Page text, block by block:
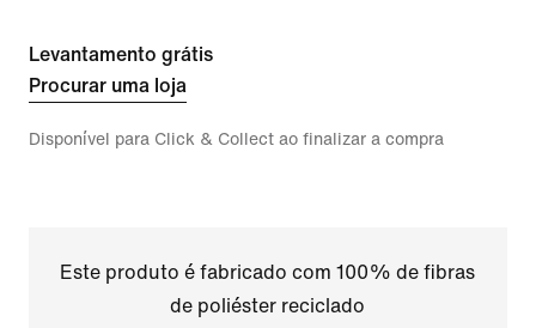
Levantamento grátis
Procurar uma loja
Disponível para Click & Collect ao finalizar a compra
Este produto é fabricado com 100% de fibras
de poliéster reciclado